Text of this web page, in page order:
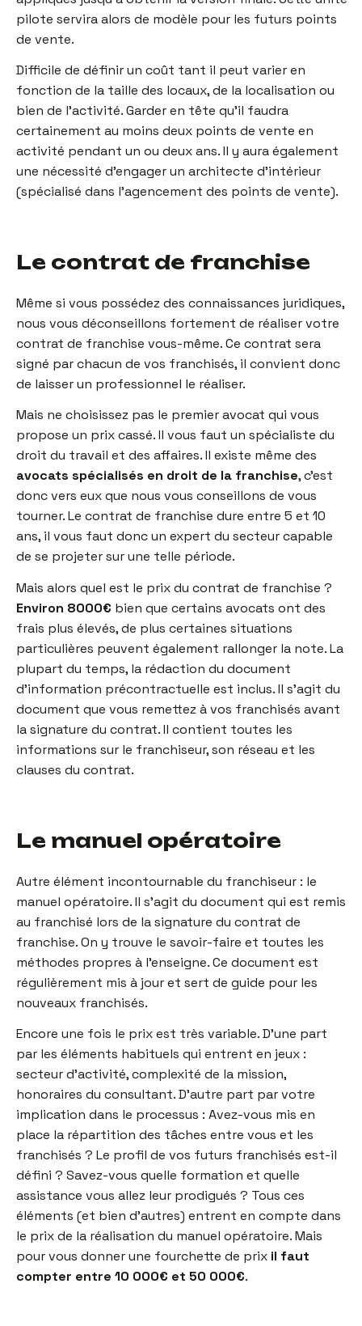
pilote servira alors de modèle pour les futurs points
de vente.
Difficile de définir un coût tant il peut varier en
fonction de la taille des locaux, de la localisation ou
bien de l’activité. Garder en tête qu’il faudra
certainement au moins deux points de vente en
activité pendant un ou deux ans. Il y aura également
une nécessité d’engager un architecte d’intérieur
(spécialisé dans l’agencement des points de vente).
Le contrat de franchise
Même si vous possédez des connaissances juridiques,
nous vous déconseillons fortement de réaliser votre
contrat de franchise vous-même. Ce contrat sera
signé par chacun de vos franchisés, il convient donc
de laisser un professionnel le réaliser.
Mais ne choisissez pas le premier avocat qui vous
propose un prix cassé. Il vous faut un spécialiste du
droit du travail et des affaires. Il existe même des
avocats spécialisés en droit de la franchise, c’est
donc vers eux que nous vous conseillons de vous
tourner. Le contrat de franchise dure entre 5 et 10
ans, il vous faut donc un expert du secteur capable
de se projeter sur une telle période.
Mais alors quel est le prix du contrat de franchise ?
Environ 8000€ bien que certains avocats ont des
frais plus élevés, de plus certaines situations
particulières peuvent également rallonger la note. La
plupart du temps, la rédaction du document
d’information précontractuelle est inclus. Il s’agit du
document que vous remettez à vos franchisés avant
la signature du contrat. Il contient toutes les
informations sur le franchiseur, son réseau et les
clauses du contrat.
Le manuel opératoire
Autre élément incontournable du franchiseur : le
manuel opératoire. Il s’agit du document qui est remis
au franchisé lors de la signature du contrat de
franchise. On y trouve le savoir-faire et toutes les
méthodes propres à l’enseigne. Ce document est
régulièrement mis à jour et sert de guide pour les
nouveaux franchisés.
Encore une fois le prix est très variable. D’une part
par les éléments habituels qui entrent en jeux :
secteur d’activité, complexité de la mission,
honoraires du consultant. D’autre part par votre
implication dans le processus : Avez-vous mis en
place la répartition des tâches entre vous et les
franchisés ? Le profil de vos futurs franchisés est-il
défini ? Savez-vous quelle formation et quelle
assistance vous allez leur prodigués ? Tous ces
éléments (et bien d’autres) entrent en compte dans
le prix de la réalisation du manuel opératoire. Mais
pour vous donner une fourchette de prix il faut
compter entre 10 000€ et 50 000€.